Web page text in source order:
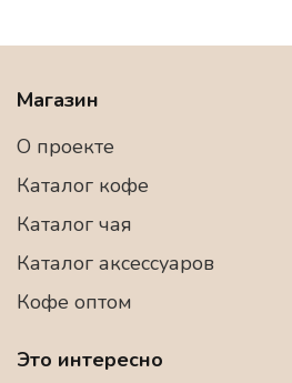
Магазин
О проекте
Каталог кофе
Каталог чая
Каталог аксессуаров
Кофе оптом
Это интересно